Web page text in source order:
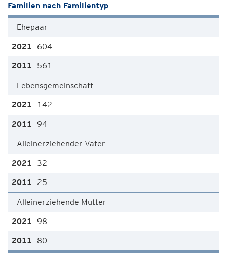
Familien nach Familientyp
Ehepaar
604
561
Lebensgemeinschaft
142
94
Alleinerziehender Vater
32
25
Alleinerziehende Mutter
98
80